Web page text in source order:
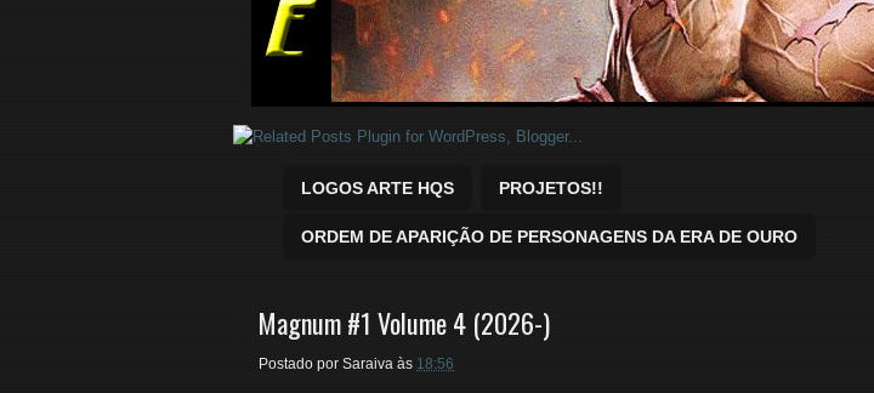
Quadrinhos Marvel e DC para baixar.
LOGOS ARTE HQS PROJETOS!!
ORDEM DE APARIÇÃO DE PERSONAGENS DA ERA DE OURO
Magnum #1 Volume 4 (2026-)
Postado por Saraiva às 18:56